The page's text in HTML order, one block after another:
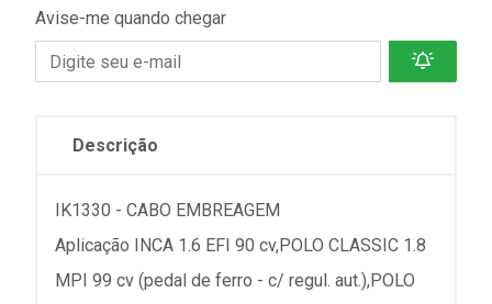
Avise-me quando chegar
Descrição
IK1330 - CABO EMBREAGEM
Aplicação INCA 1.6 EFI 90 cv,POLO CLASSIC 1.8
MPI 99 cv (pedal de ferro - c/ regul. aut.),POLO